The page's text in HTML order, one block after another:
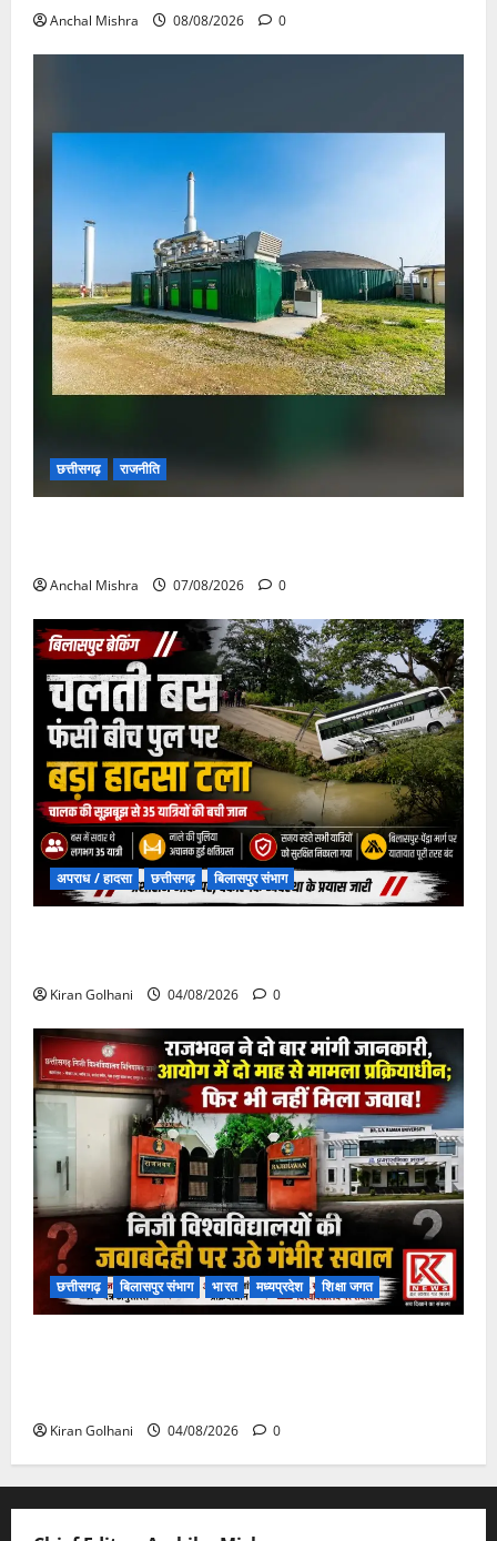
Anchal Mishra 08/08/2026 0
छत्तीसगढ़ राजनीति
Anchal Mishra 07/08/2026 0
अपराध / हादसा छत्तीसगढ़ बिलासपुर संभाग
Kiran Golhani 04/08/2026 0
छत्तीसगढ़ बिलासपुर संभाग भारत मध्यप्रदेश शिक्षा जगत
Kiran Golhani 04/08/2026 0